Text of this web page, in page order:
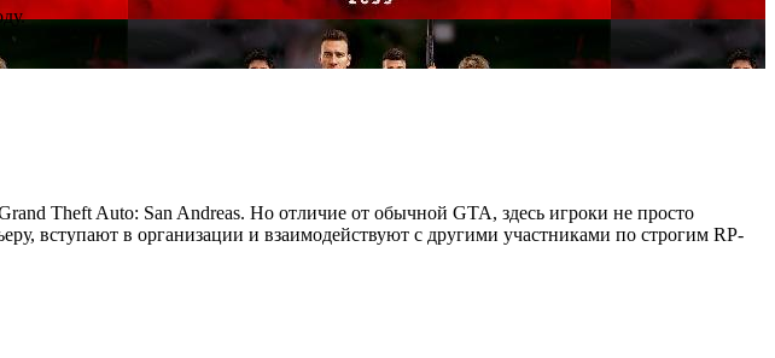
Theft Auto: San Andreas. Но отличие от обычной GTA, здесь игроки не просто
вступают в организации и взаимодействуют с другими участниками по строгим RP-